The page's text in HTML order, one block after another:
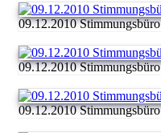
09.12.2010 Stimmungsbüro
09.12.2010 Stimmungsbüro
09.12.2010 Stimmungsbüro